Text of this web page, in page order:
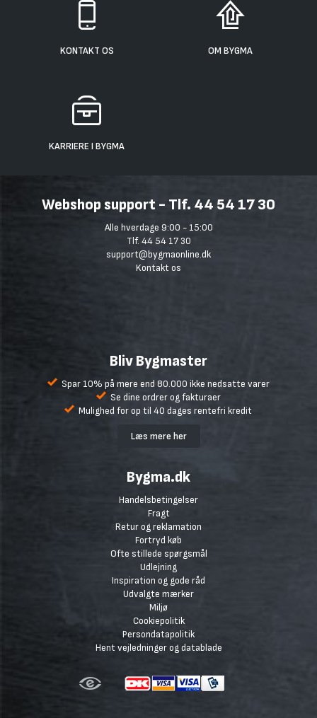
KONTAKT OS OM BYGMA
KARRIERE I BYGMA
Webshop support - Tlf. 44 54 17 30
Alle hverdage 9:00 - 15:00
Tlf. 44 54 17 30
support@bygmaonline.dk
Kontakt os
Bliv Bygmaster
Spar 10% på mere end 80.000 ikke nedsatte varer
Se dine ordrer og fakturaer
Mulighed for op til 40 dages rentefri kredit
Læs mere her
Bygma.dk
Handelsbetingelser
Fragt
Retur og reklamation
Fortryd køb
Ofte stillede spørgsmål
Udlejning
Inspiration og gode råd
Udvalgte mærker
Miljø
Cookiepolitik
Persondatapolitik
Hent vejledninger og datablade